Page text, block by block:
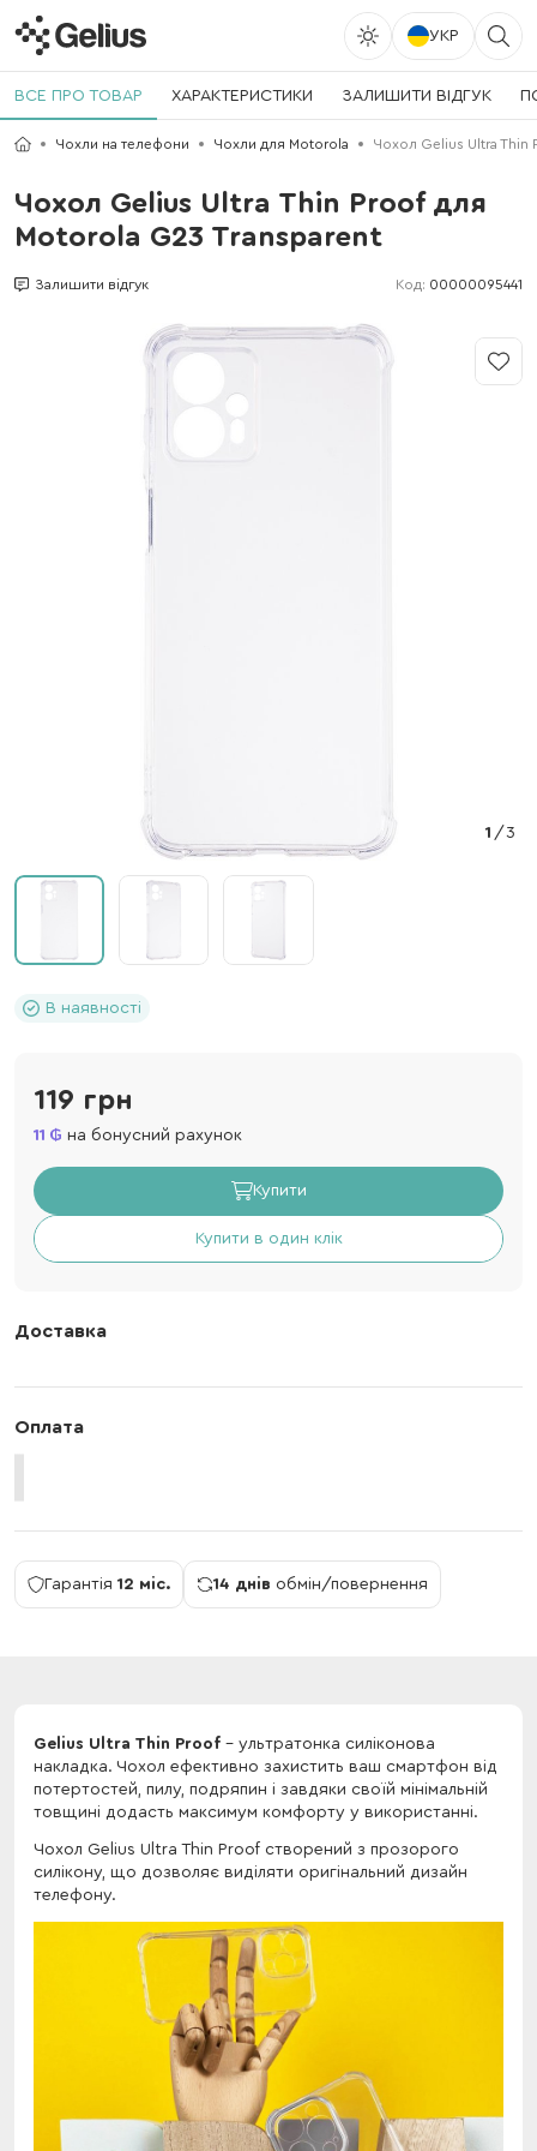
УКР
ВСЕ ПРО ТОВАР ХАРАКТЕРИСТИКИ ЗАЛИШИТИ ВІДГУК
Чохли на телефони Чохли для Motorola Чохол Gelius Ultra Thin
Чохол Gelius Ultra Thin Proof для
Motorola G23 Transparent
Залишити відгук Код: 00000095441
1 /3
В наявності
119 грн
11 на бонусний рахунок
Купити
Купити в один клік
Доставка
Оплата
Гарантія 12 міс. 14 днів обмін/повернення
Gelius Ultra Thin Proof - ультратонка силіконова
накладка. Чохол ефективно захистить ваш смартфон від
потертостей, пилу, подряпин і завдяки своїй мінімальній
товщині додасть максимум комфорту у використанні.
Чохол Gelius Ultra Thin Proof створений з прозорого
силікону, що дозволяє виділяти оригінальний дизайн
телефону.